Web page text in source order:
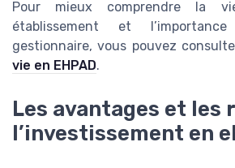
Pour mieux comprendre la
établissement et
gestionnaire, vous pouvez
vie en EHPAD.
Les avantages et les
l’investissement en